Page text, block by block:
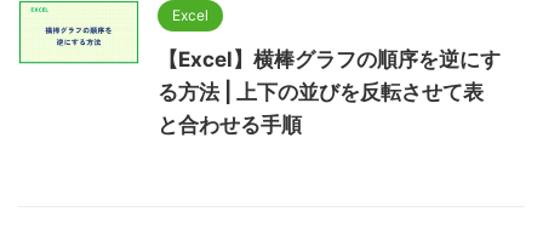
Excel
【Excel】横棒グラフの順序を逆にす
る方法 | 上下の並びを反転させて表
と合わせる手順